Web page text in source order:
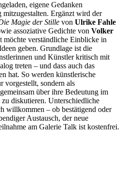
eigene Gedanken
Ergänzt wird der
Magie der Stille von Ulrike Fahle
assoziative Gedichte von Volker
möchte verständliche Einblicke in
geben. Grundlage ist die
und Künstler kritisch mit
treten – und dass auch das
hat. So werden künstlerische
vorgestellt, sondern als
über ihre Bedeutung im
diskutieren. Unterschiedliche
willkommen – ob bestätigend oder
Austausch, der neue
am Galerie Talk ist kostenfrei.